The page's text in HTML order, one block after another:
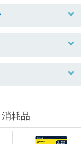
耗品